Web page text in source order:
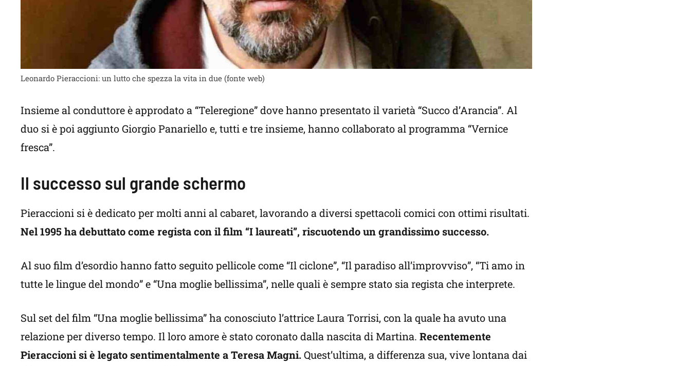
Leonardo Pieraccioni: un lutto che spezza la vita in due (fonte web)
Insieme al conduttore è approdato a “Teleregione” dove hanno presentato il varietà “Succo d’Arancia”. Al
duo si è poi aggiunto Giorgio Panariello e, tutti e tre insieme, hanno collaborato al programma “Vernice
fresca”.
Il successo sul grande schermo
Pieraccioni si è dedicato per molti anni al cabaret, lavorando a diversi spettacoli comici con ottimi risultati.
Nel 1995 ha debuttato come regista con il film “I laureati”, riscuotendo un grandissimo successo.
Al suo film d’esordio hanno fatto seguito pellicole come “Il ciclone”, “Il paradiso all’improvviso”, “Ti amo in
tutte le lingue del mondo” e “Una moglie bellissima”, nelle quali è sempre stato sia regista che interprete.
Sul set del film “Una moglie bellissima” ha conosciuto l’attrice Laura Torrisi, con la quale ha avuto una
relazione per diverso tempo. Il loro amore è stato coronato dalla nascita di Martina. Recentemente
Pieraccioni si è legato sentimentalmente a Teresa Magni.Quest’ultima, a differenza sua, vive lontana dai